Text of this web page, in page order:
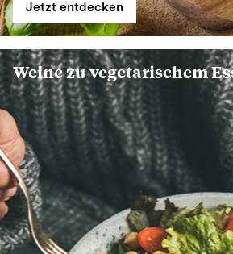
Jetzt entdecken
Weine zu vegetarischem